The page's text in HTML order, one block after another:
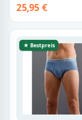
Eingriff - Atmung…
25,95 €
★ Bestpreis